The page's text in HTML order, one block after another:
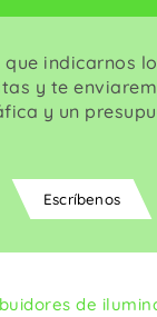
que indicarnos
y te
y un
Escríbenos
de